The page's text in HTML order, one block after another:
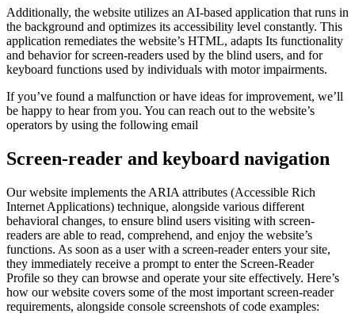
Additionally, the website utilizes an AI-based application that runs in
the background and optimizes its accessibility level constantly. This
application remediates the website’s HTML, adapts Its functionality
and behavior for screen-readers used by the blind users, and for
keyboard functions used by individuals with motor impairments.
If you’ve found a malfunction or have ideas for improvement, we’ll
be happy to hear from you. You can reach out to the website’s
operators by using the following email
Screen-reader and keyboard navigation
Our website implements the ARIA attributes (Accessible Rich
Internet Applications) technique, alongside various different
behavioral changes, to ensure blind users visiting with screen-
readers are able to read, comprehend, and enjoy the website’s
functions. As soon as a user with a screen-reader enters your site,
they immediately receive a prompt to enter the Screen-Reader
Profile so they can browse and operate your site effectively. Here’s
how our website covers some of the most important screen-reader
requirements, alongside console screenshots of code examples: